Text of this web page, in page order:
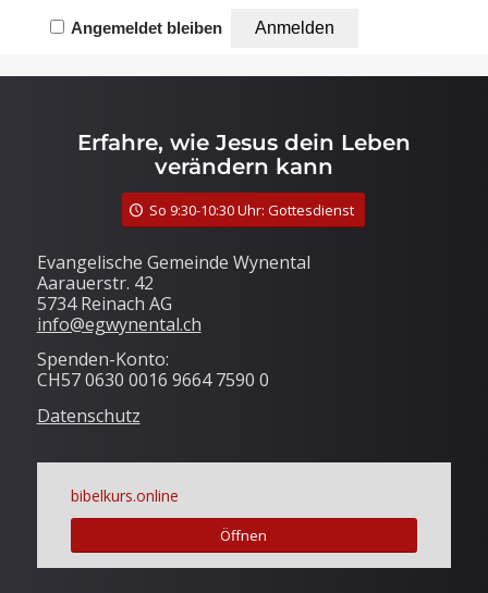
Angemeldet bleiben
Erfahre, wie Jesus dein Leben
verändern kann
So 9:30-10:30 Uhr: Gottesdienst
Evangelische Gemeinde Wynental
Aarauerstr. 42
5734 Reinach AG
info@egwynental.ch
Spenden-Konto:
CH57 0630 0016 9664 7590 0
Datenschutz
bibelkurs.online
Öffnen